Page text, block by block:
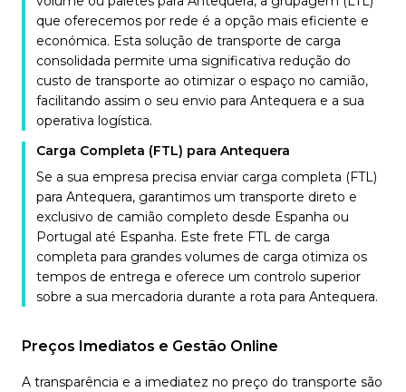
que oferecemos por rede é a opção mais eficiente e
económica. Esta solução de transporte de carga
consolidada permite uma significativa redução do
custo de transporte ao otimizar o espaço no camião,
facilitando assim o seu envio para Antequera e a sua
operativa logística.
Carga Completa (FTL) para Antequera
Se a sua empresa precisa enviar carga completa (FTL)
para Antequera, garantimos um transporte direto e
exclusivo de camião completo desde Espanha ou
Portugal até Espanha. Este frete FTL de carga
completa para grandes volumes de carga otimiza os
tempos de entrega e oferece um controlo superior
sobre a sua mercadoria durante a rota para Antequera.
Preços Imediatos e Gestão Online
A transparência e a imediatez no preço do transporte são